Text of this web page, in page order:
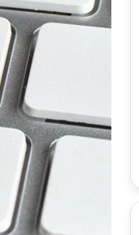
و فروش
و تحویل